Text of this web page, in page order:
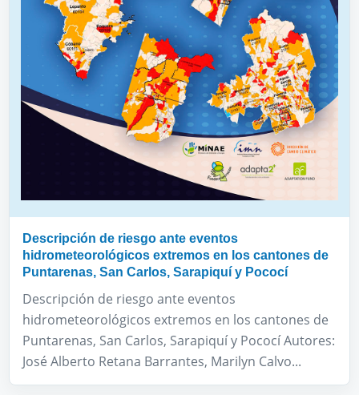
Descripción de riesgo ante eventos
hidrometeorológicos extremos en los cantones de
Puntarenas, San Carlos, Sarapiquí y Pococí
Descripción de riesgo ante eventos
hidrometeorológicos extremos en los cantones de
Puntarenas, San Carlos, Sarapiquí y Pococí Autores:
José Alberto Retana Barrantes, Marilyn Calvo...